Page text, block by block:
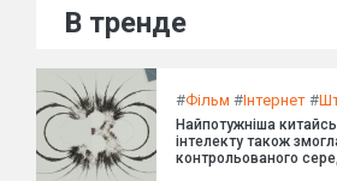
В тренде
#Фільм #Інтернет #
Найпотужніша
інтелекту також
контрольованого